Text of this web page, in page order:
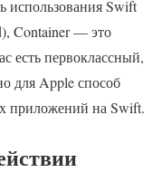
использования Swift
Container — это
есть первоклассный,
для Apple способ
приложений на Swift.